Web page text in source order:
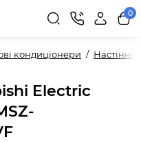
0
кондиціонери Настінні
Electric